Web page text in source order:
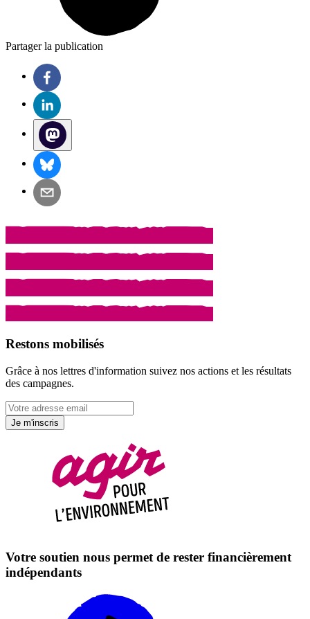
Partager la publication
Restons mobilisés
Grâce à nos lettres d'information suivez nos actions et les résultats
des campagnes.
Je m'inscris
Votre soutien nous permet de rester financièrement
indépendants